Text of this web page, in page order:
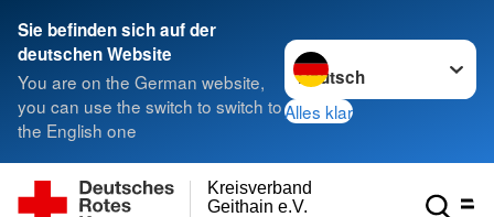
Sie befinden sich auf der
deutschen Website
You are on the German website,
you can use the switch to switch to
the English one
Sprache wechseln zu
Alles klar
Geithain e.V.
Kreisverband